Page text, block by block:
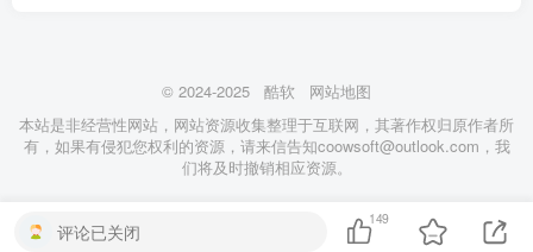
© 2024-2025 酷软
网站地图
本站是非经营性网站，网站资源收集整理于互联网，其著作权归原作者所
有，如果有侵犯您权利的资源，请来信告知coowsoft@outlook.com，我
们将及时撤销相应资源。
评论已关闭
149